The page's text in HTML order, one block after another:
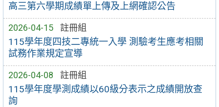
高三第六學期成績單上傳及上網確認公告
2026-04-15 註冊組
115學年度四技二專統一入學 測驗考生應考相關
試務作業規定宣導
2026-04-08 註冊組
115學年度學測成績以60級分表示之成績開放查
詢